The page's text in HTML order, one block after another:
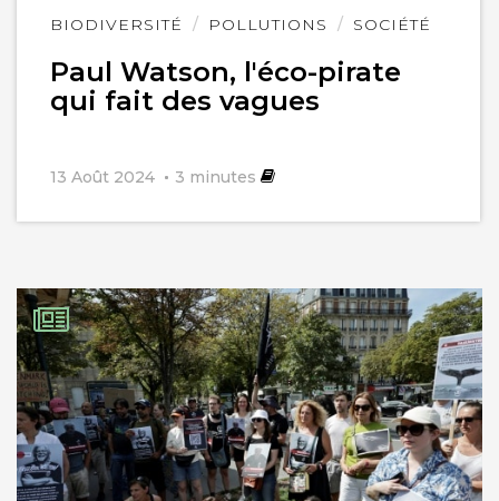
BIODIVERSITÉ POLLUTIONS SOCIÉTÉ
Paul Watson, l'éco-pirate
qui fait des vagues
13 Août 2024 3 minutes
Lire